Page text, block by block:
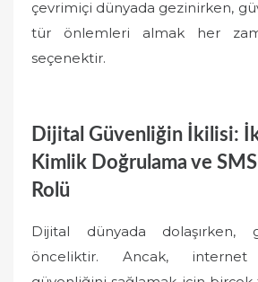
çevrimiçi dünyada gezinirken,
tür önlemleri almak her
seçenektir.
Dijital Güvenliğin İkilisi:
Kimlik Doğrulama ve SMS
Rolü
Dijital dünyada dolaşırken,
önceliktir. Ancak, internet